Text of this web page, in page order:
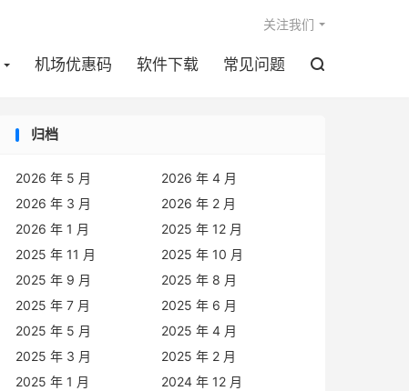
机场优惠码 软件下载 常见问题 
关注我们
归档
2026 年 5 月
2026 年 4 月
2026 年 3 月
2026 年 2 月
2026 年 1 月
2025 年 12 月
2025 年 11 月
2025 年 10 月
2025 年 9 月
2025 年 8 月
2025 年 7 月
2025 年 6 月
2025 年 5 月
2025 年 4 月
2025 年 3 月
2025 年 2 月
2025 年 1 月
2024 年 12 月